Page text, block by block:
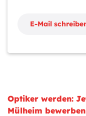
E-Mail
Optiker werden:
Mülheim